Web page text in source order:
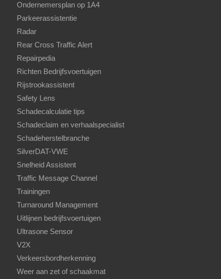
Ondernemersplan op 1A4
Parkeerassistentie
Radar
Rear Cross Traffic Alert
Repairpedia
Richten Bedrijfsvoertuigen
Rijstrookassistent
Safety Lens
Schadecalculatie tips
Schadeclaim en verhaalspecialist
Schadeherstelbranche
SilverDAT-VWE
Snelheid Assistent
Traffic Message Channel
Trainingen
Turnaround Management
Uitlijnen bedrijfsvoertuigen
Ultrasone Sensor
V2X
Verkeersbordherkenning
Weer aan zet of schaakmat